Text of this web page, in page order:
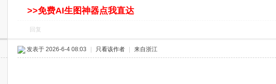
>>免费AI生图神器点我直达
回复
发表于 2026-6-4 08:03 只看该作者 来自浙江